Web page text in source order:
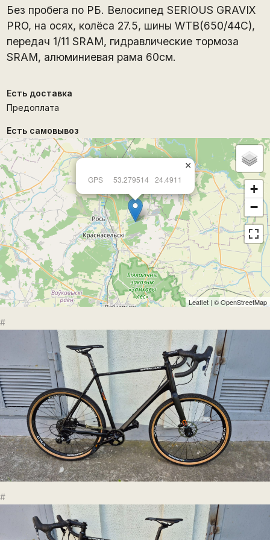
Без пробега по РБ. Велосипед SERIOUS GRAVIX
PRO, на осях, колёса 27.5, шины WTB(650/44C),
передач 1/11 SRAM, гидравлические тормоза
SRAM, алюминиевая рама 60см.
Есть доставка
Предоплата
Есть самовывоз
GPS 53.279514 24.4911
×
+
−
Leaflet | ©OpenStreetMap
#
#